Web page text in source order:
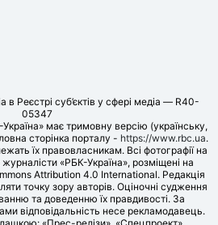
в Реєстрі суб’єктів у сфері медіа — R40-
05347
має тримовну версію (українську,
сторінка порталу - https://www.rbc.ua.
їх правовласникам. Всі фотографії на
«РБК-Україна», розміщені на
Attribution 4.0 International. Редакція
точку зору авторів. Оціночні судження
та доведенню їх правдивості. За
відповідальність несе рекламодавець.